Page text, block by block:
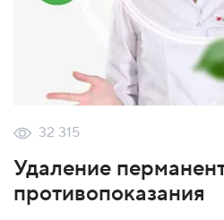
32 315
Удаление
противопоказания